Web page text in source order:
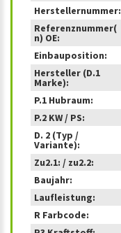
Herstellernummer:
Referenznummer(
n) OE:
Einbauposition:
Hersteller (D.1
Marke):
P.1 Hubraum:
P.2 KW / PS:
D. 2 (Typ /
Variante):
Zu2.1: / zu2.2:
Baujahr:
Laufleistung:
R Farbcode: